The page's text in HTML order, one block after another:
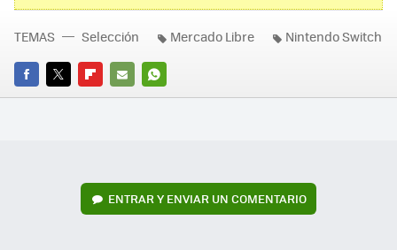
FACEBOOK
TWITTERFLIPBOARD
E-
WHATSAPP
TEMAS Selección Mercado Libre Nintendo Switch
ENTRAR Y ENVIAR UN COMENTARIO